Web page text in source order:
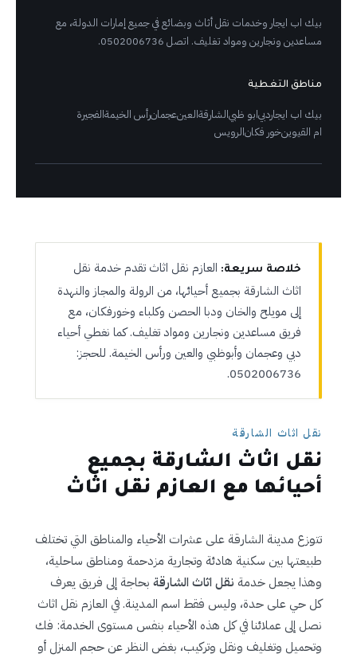
بيك اب ايجار وخدمات نقل أثاث وبضائع في جميع إمارات الدولة، مع
مساعدين ونجارين ومواد تغليف. اتصل 0502006736.
مناطق التغطية
بيك اب ايجاردبيابو ظبيالشارقةالعينعجمانرأس الخيمةالفجيرة
ام القيوينخور فكانالرويس
خلاصة سريعة: العازم نقل اثاث تقدم خدمة نقل
اثاث الشارقة بجميع أحيائها، من الرولة والمجاز والنهدة
إلى مويلح والخان ودبا الحصن وكلباء وخورفكان، مع
فريق مساعدين ونجارين ومواد تغليف. كما نغطي أحياء
دبي وعجمان وأبوظبي والعين ورأس الخيمة. للحجز:
0502006736.
نقل اثاث الشارقة
نقل اثاث الشارقة بجميع
أحيائها مع العازم نقل اثاث
تتوزع مدينة الشارقة على عشرات الأحياء والمناطق التي تختلف
طبيعتها بين سكنية هادئة وتجارية مزدحمة ومناطق ساحلية،
وهذا يجعل خدمة نقل اثاث الشارقة بحاجة إلى فريق يعرف
كل حي على حدة، وليس فقط اسم المدينة. في العازم نقل اثاث
نصل إلى عملائنا في كل هذه الأحياء بنفس مستوى الخدمة: فك
وتحميل وتغليف ونقل وتركيب، بغض النظر عن حجم المنزل أو